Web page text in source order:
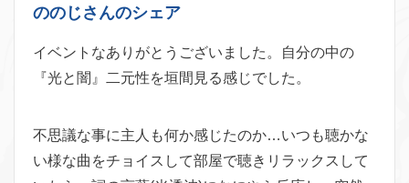
ののじさんのシェア
イベントなありがとうございました。自分の中の
『光と闇』二元性を垣間見る感じでした。
不思議な事に主人も何か感じたのか…いつも聴かな
い様な曲をチョイスして部屋で聴きリラックスして